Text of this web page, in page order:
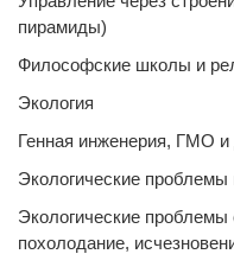
пирамиды)
Философские школы и
Экология
Генная инженерия, ГМО и
Экологические проблемы
Экологические проблемы
похолодание,